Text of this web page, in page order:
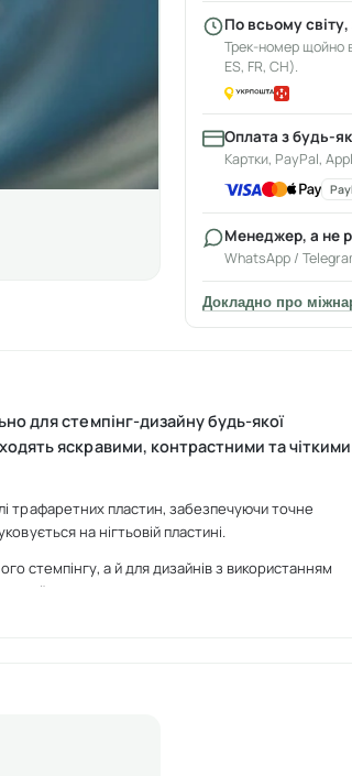
По всьому
Трек-номер щойно
ES, FR, CH).
Оплата з будь-
Картки, PayPal,
Менеджер, а не
WhatsApp /
Докладно про
для стемпінг-дизайну будь-якої
яскравими, контрастними та чіткими
трафаретних пластин, забезпечуючи точне
на нігтьовій пластині.
стемпінгу, а й для дизайнів з використанням
у нейл-артах.